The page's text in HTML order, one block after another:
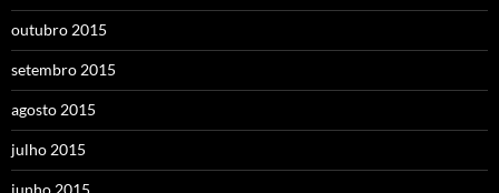
outubro 2015
setembro 2015
agosto 2015
julho 2015
junho 2015